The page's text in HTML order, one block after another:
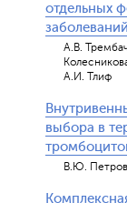
отдельных
заболеваний
А.В.
А.И. Тлиф
выбора в
В.Ю. Петров